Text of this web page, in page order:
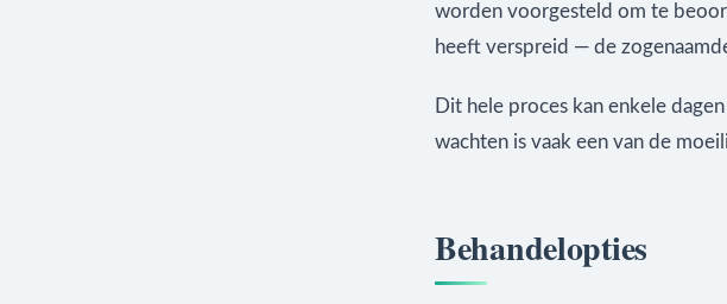
worden voorgesteld om te
heeft verspreid — de
Dit hele proces kan enkele
wachten is vaak een van de
Behandelopties